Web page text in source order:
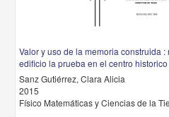
Valor y uso de la memoria construida
edificio la prueba en el centro
Sanz Gutiérrez, Clara Alicia
2015
Físico Matemáticas y Ciencias de la